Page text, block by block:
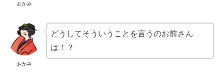
おかみ
おかみ
どうしてそういうことを言うのお前さん
は！？